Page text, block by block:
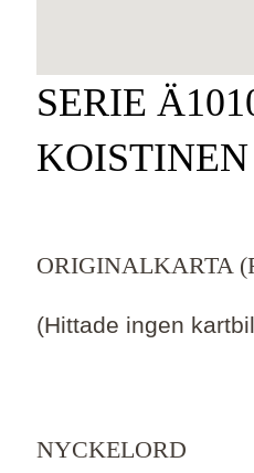
SERIE
KOISTINEN
ORIGINALKARTA
(Hittade ingen
NYCKELORD